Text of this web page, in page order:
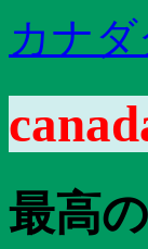
カナ
最高